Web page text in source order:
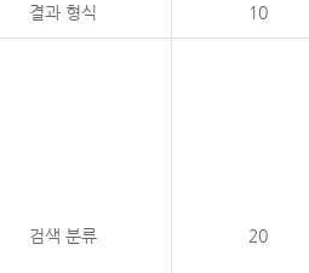
결과 형식 10
검색 분류 20